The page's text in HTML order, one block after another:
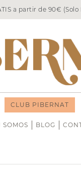
a partir de 90€ (Solo
CLUB PIBERNAT
BLOG